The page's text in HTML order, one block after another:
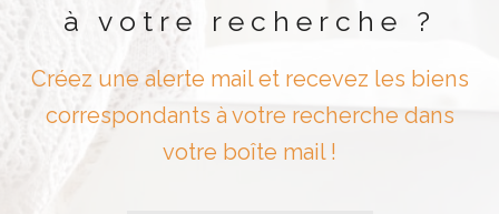
à votre recherche ?
Créez une alerte mail et recevez les biens
correspondants à votre recherche dans
votre boîte mail !